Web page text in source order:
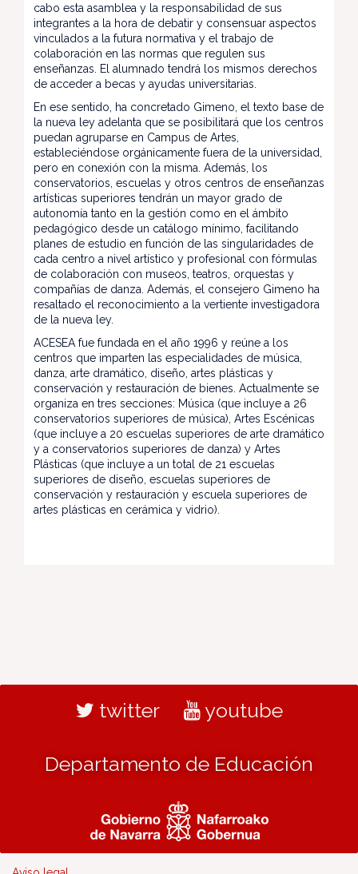
cabo esta asamblea y la responsabilidad de sus
integrantes a la hora de debatir y consensuar aspectos
vinculados a la futura normativa y el trabajo de
colaboración en las normas que regulen sus
enseñanzas. El alumnado tendrá los mismos derechos
de acceder a becas y ayudas universitarias.
En ese sentido, ha concretado Gimeno, el texto base de
la nueva ley adelanta que se posibilitará que los centros
puedan agruparse en Campus de Artes,
estableciéndose orgánicamente fuera de la universidad,
pero en conexión con la misma. Además, los
conservatorios, escuelas y otros centros de enseñanzas
artísticas superiores tendrán un mayor grado de
autonomía tanto en la gestión como en el ámbito
pedagógico desde un catálogo mínimo, facilitando
planes de estudio en función de las singularidades de
cada centro a nivel artístico y profesional con fórmulas
de colaboración con museos, teatros, orquestas y
compañías de danza. Además, el consejero Gimeno ha
resaltado el reconocimiento a la vertiente investigadora
de la nueva ley.
ACESEA fue fundada en el año 1996 y reúne a los
centros que imparten las especialidades de música,
danza, arte dramático, diseño, artes plásticas y
conservación y restauración de bienes. Actualmente se
organiza en tres secciones: Música (que incluye a 26
conservatorios superiores de música), Artes Escénicas
(que incluye a 20 escuelas superiores de arte dramático
y a conservatorios superiores de danza) y Artes
Plásticas (que incluye a un total de 21 escuelas
superiores de diseño, escuelas superiores de
conservación y restauración y escuela superiores de
artes plásticas en cerámica y vidrio).
twitter youtube
Departamento de Educación